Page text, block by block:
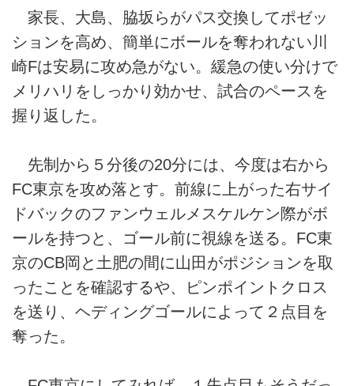
家長、大島、脇坂らがパス交換してポゼッ
ションを高め、簡単にボールを奪われない川
崎Fは安易に攻め急がない。緩急の使い分けで
メリハリをしっかり効かせ、試合のペースを
握り返した。
先制から５分後の20分には、今度は右から
FC東京を攻め落とす。前線に上がった右サイ
ドバックのファンウェルメスケルケン際がボ
ールを持つと、ゴール前に視線を送る。FC東
京のCB岡と土肥の間に山田がポジションを取
ったことを確認するや、ピンポイントクロス
を送り、ヘディングゴールによって２点目を
奪った。